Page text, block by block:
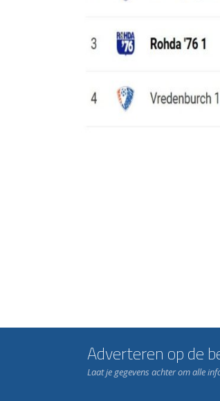
Adverteren op de
Laat je gegevens achter om alle